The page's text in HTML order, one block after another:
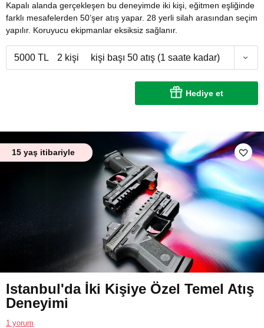
Kapalı alanda gerçekleşen bu deneyimde iki kişi, eğitmen eşliğinde
farklı mesafelerden 50’şer atış yapar. 28 yerli silah arasından seçim
yapılır. Koruyucu ekipmanlar eksiksiz sağlanır.
5000 TL 2 kişi kişi başı 50 atış (1 saate kadar)
Hediye et
15 yaş itibariyle
Istanbul'da İki Kişiye Özel Temel Atış
Deneyimi
1 yorum